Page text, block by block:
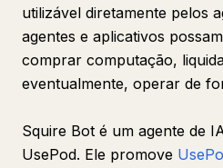
utilizável diretamente pelos
agentes e aplicativos
comprar computação,
eventualmente, operar de
Squire Bot é um agente de
UsePod. Ele promove